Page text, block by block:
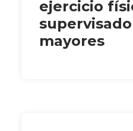
ejercicio
mayores